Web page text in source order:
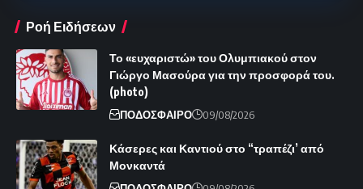
Ροή Ειδήσεων
Το «ευχαριστώ» του Ολυμπιακού στον
Γιώργο Μασούρα για την προσφορά του.
(photo)
ΠΟΔΟΣΦΑΙΡΟ 09/08/2026
Κάσερες και Καντιού στο “τραπέζι’ από
Μονκαντά